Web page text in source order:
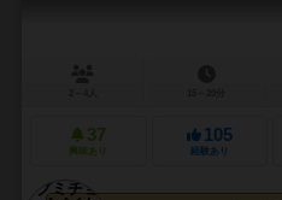
37
興味あり
105
経験あり